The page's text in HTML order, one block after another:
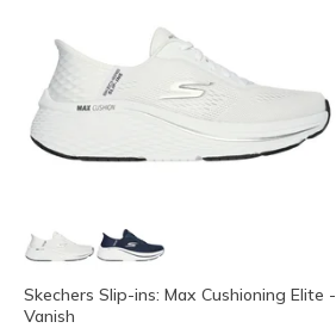
Skechers Slip-ins: Max Cushioning Elite -
Vanish